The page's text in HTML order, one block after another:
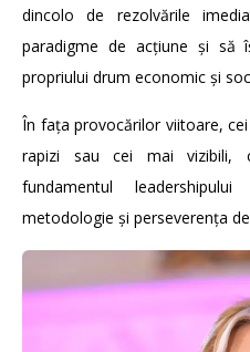
dincolo de rezolvările
paradigme de acțiune și să
propriului drum economic și
În fața provocărilor viitoare,
rapizi sau cei mai vizibili,
fundamentul
metodologie și perseverența